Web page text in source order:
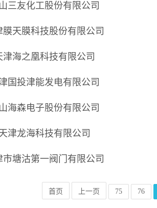
三友化工股份有限公司
膜天膜科技股份有限公司
津海之凰科技有限公司
国投津能发电有限公司
海森电子股份有限公司
津龙海科技有限公司
市塘沽第一阀门有限公司
首页 上一页 75 76